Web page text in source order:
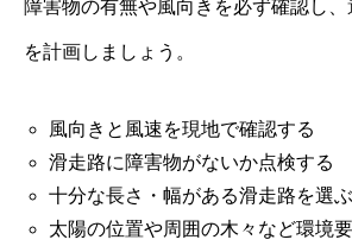
障害物の有無や風向きを必ず確認し、
を計画しましょう。
風向きと風速を現地で確認する
滑走路に障害物がないか点検する
十分な長さ・幅がある滑走路を選ぶ
太陽の位置や周囲の木々など環境